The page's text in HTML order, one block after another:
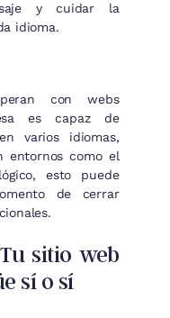
y cuidar la
idioma.
con webs
es capaz de
varios idiomas,
entornos como el
esto puede
de cerrar
sitio web
sí o sí